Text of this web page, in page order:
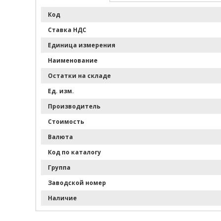
Тюнинг
Фильтры
Код
Ставка НДС
Единица измерения
Наименование
Остатки на складе
Ед. изм.
Производитель
Стоимость
Валюта
Код по каталогу
Группа
Заводской номер
Наличие